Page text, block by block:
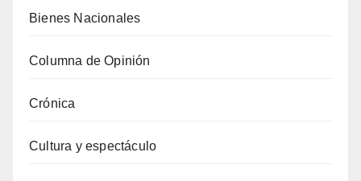
Bienes Nacionales
Columna de Opinión
Crónica
Cultura y espectáculo